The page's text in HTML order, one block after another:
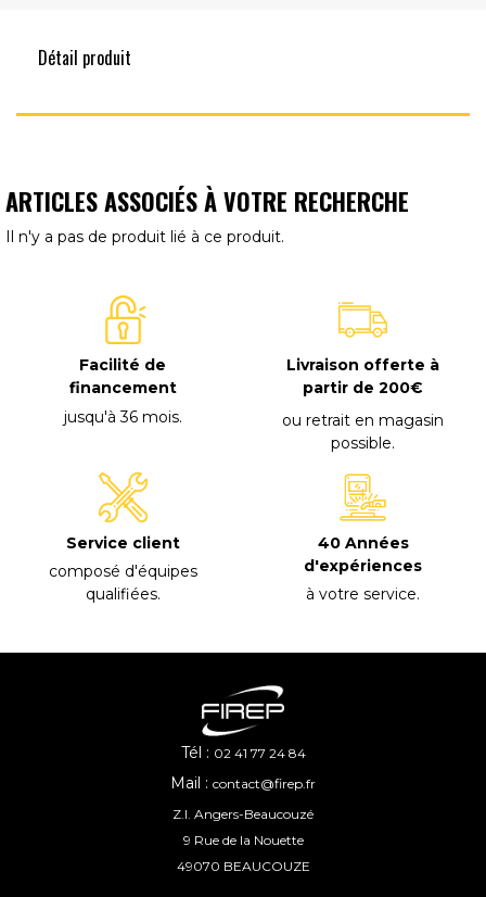
Détail produit
ARTICLES ASSOCIÉS À VOTRE RECHERCHE
Il n'y a pas de produit lié à ce produit.
Facilité de
financement
jusqu'à 36 mois.
Livraison offerte à
partir de 200€
ou retrait en magasin
possible.
Service client
composé d'équipes
qualifiées.
40 Années
d'expériences
à votre service.
Tél : 02 41 77 24 84
Mail : contact@firep.fr
Z.I. Angers-Beaucouzé
9 Rue de la Nouette
49070 BEAUCOUZE